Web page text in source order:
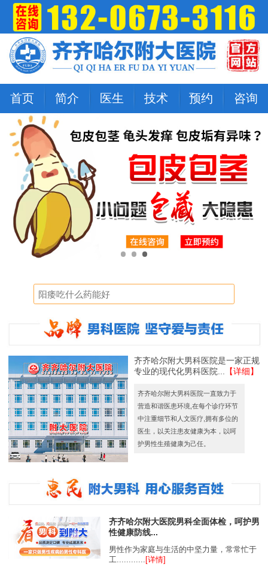
首页 简介 医生 技术 预约 咨询
齐齐哈尔附大男科医院是一家正规
专业的现代化男科医院...
【详细】
齐齐哈尔附大男科医院一直致力于
营造和谐医患环境,在每个诊疗环节
中注重细节和人文医疗,拥有多位的
医生，以关注患友健康为本，以呵
护男性生殖健康为己任。
齐齐哈尔附大医院男科全面体检，呵护男
性健康防线...
男性作为家庭与生活的中坚力量，常常忙于
工............ [详情]